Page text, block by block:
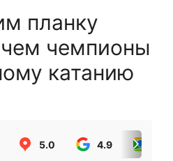
планку
чем чемпионы
катанию
5.0 4.9